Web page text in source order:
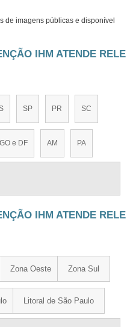
de imagens públicas e disponível
IHM ATENDE RELE
SP PR SC
GO e DF AM PA
IHM ATENDE RELE
Zona Oeste Zona Sul
Litoral de São Paulo